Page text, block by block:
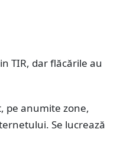
TIR, dar flăcările au
pe anumite zone,
Se lucrează